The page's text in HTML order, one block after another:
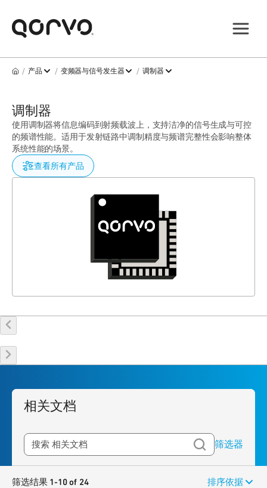
/ 产品 / 变频器与信号发生器 / 调制器
调制器
使用调制器将信息编码到射频载波上，支持洁净的信号生成与可控
的频谱性能。适用于发射链路中调制精度与频谱完整性会影响整体
系统性能的场景。
查看所有产品
相关文档
筛选器
筛选结果 1-10 of 24 排序依据